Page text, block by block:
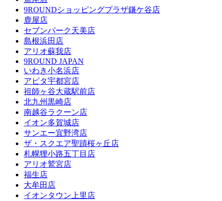
9ROUNDショッピングプラザ鎌ケ谷店
鹿屋店
セブンパーク天美店
島根浜田店
アリオ蘇我店
9ROUND JAPAN
いわき小名浜店
アピタ宇都宮店
祖師ヶ谷大蔵駅前店
北九州黒崎店
南越谷ラクーン店
イオン多賀城店
サンエー宜野湾店
ザ・スクエア聖蹟桜ヶ丘店
札幌狸小路五丁目店
アリオ鷲宮店
福生店
大牟田店
イオンタウン上里店